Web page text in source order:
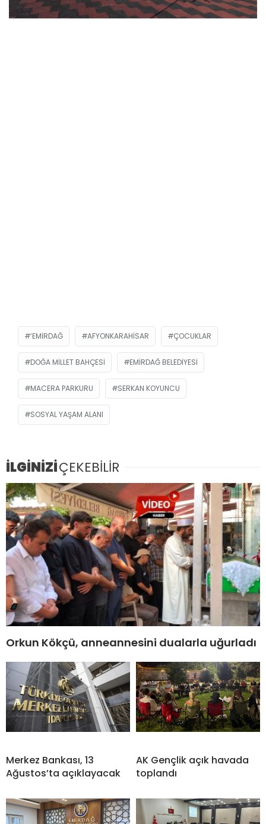
‘EMIRDAĞ AFYONKARAHISAR ÇOCUKLAR
DOĞA MILLET BAHÇESI EMIRDAĞ BELEDIYESI
MACERA PARKURU SERKAN KOYUNCU
SOSYAL YAŞAM ALANI
İLGİNİZİÇEKEBİLİR
Orkun Kökçü, anneannesini dualarla uğurladı
Merkez Bankası, 13
Ağustos’ta açıklayacak
AK Gençlik açık havada
toplandı